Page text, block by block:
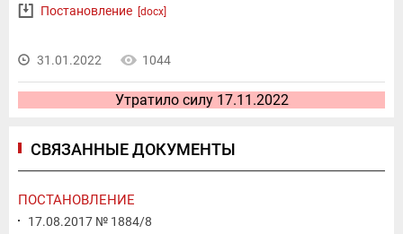
Постановление [docx]
31.01.2022 1044
Утратило силу 17.11.2022
СВЯЗАННЫЕ ДОКУМЕНТЫ
ПОСТАНОВЛЕНИЕ
17.08.2017 № 1884/8